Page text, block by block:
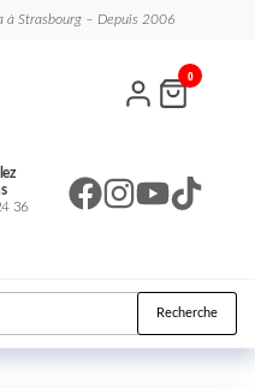
à Strasbourg – Depuis 2006
36
0
Recherche